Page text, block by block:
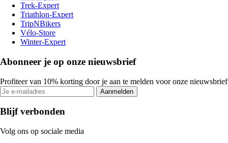
Trek-Expert
Triathlon-Expert
TripNBikers
Vélo-Store
Winter-Expert
Abonneer je op onze nieuwsbrief
Profiteer van 10% korting door je aan te melden voor onze nieuwsbrief
Aanmelden
Blijf verbonden
Volg ons op sociale media